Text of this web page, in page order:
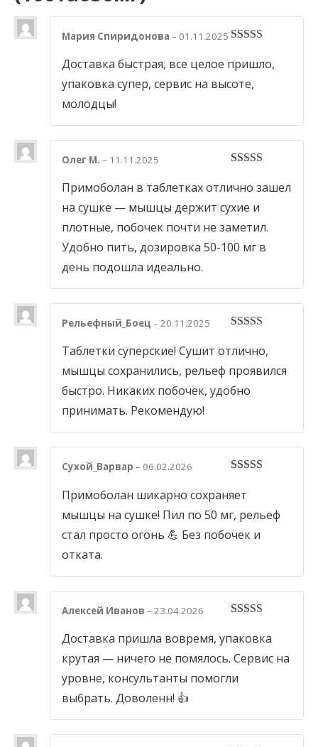
Мария Спиридонова – 01.11.2025
Доставка быстрая, все целое пришло,
упаковка супер, сервис на высоте,
молодцы!
Олег М. – 11.11.2025
Примоболан в таблетках отлично зашел
на сушке — мышцы держит сухие и
плотные, побочек почти не заметил.
Удобно пить, дозировка 50-100 мг в
день подошла идеально.
Рельефный_Боец – 20.11.2025
Таблетки суперские! Сушит отлично,
мышцы сохранились, рельеф проявился
быстро. Никаких побочек, удобно
принимать. Рекомендую!
Сухой_Варвар – 06.02.2026
Примоболан шикарно сохраняет
мышцы на сушке! Пил по 50 мг, рельеф
стал просто огонь 💪 Без побочек и
отката.
Алексей Иванов – 23.04.2026
Доставка пришла вовремя, упаковка
крутая — ничего не помялось. Сервис на
уровне, консультанты помогли
выбрать. Доволенн! 👍